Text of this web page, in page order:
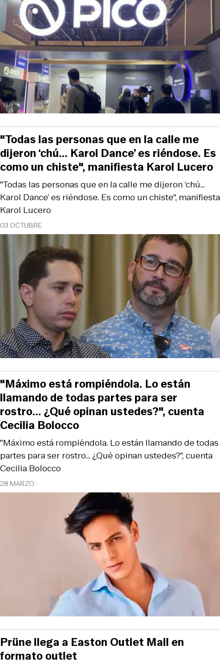
03 OCTUBRE
"Todas las personas que en la calle me dijeron ‘chú...
Karol Dance’ es riéndose. Es como un chiste", manifiesta
Karol Lucero
"Todas las personas que en la calle me
dijeron ‘chú... Karol Dance’ es riéndose. Es
como un chiste", manifiesta Karol Lucero
28 MARZO
"Máximo está rompiéndola. Lo están llamando de todas
partes para ser rostro... ¿Qué opinan ustedes?", cuenta
Cecilia Bolocco
"Máximo está rompiéndola. Lo están
llamando de todas partes para ser
rostro... ¿Qué opinan ustedes?", cuenta
Cecilia Bolocco
Prüne llega a Easton Outlet Mall en
formato outlet